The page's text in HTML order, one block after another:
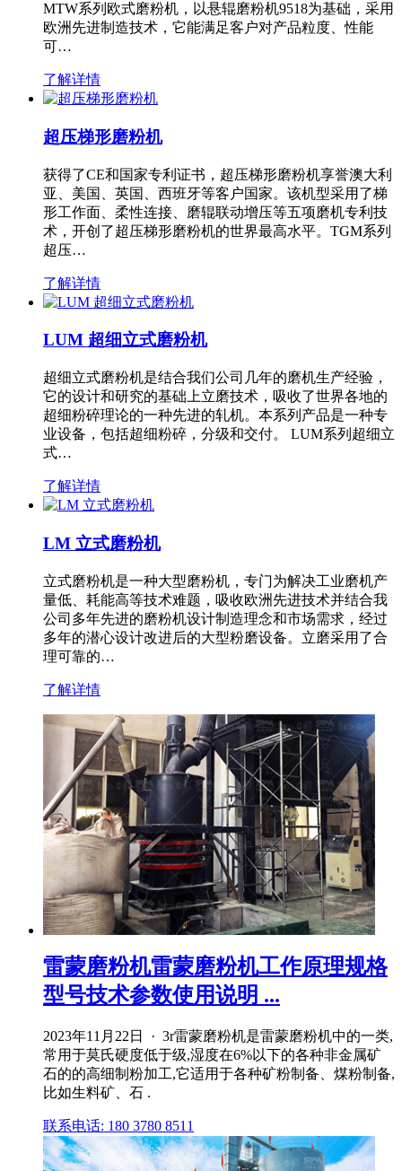
MTW系列欧式磨粉机，以悬辊磨粉机9518为基础，采用
欧洲先进制造技术，它能满足客户对产品粒度、性能
可…
了解详情
超压梯形磨粉机
获得了CE和国家专利证书，超压梯形磨粉机享誉澳大利
亚、美国、英国、西班牙等客户国家。该机型采用了梯
形工作面、柔性连接、磨辊联动增压等五项磨机专利技
术，开创了超压梯形磨粉机的世界最高水平。TGM系列
超压…
了解详情
LUM 超细立式磨粉机
超细立式磨粉机是结合我们公司几年的磨机生产经验，
它的设计和研究的基础上立磨技术，吸收了世界各地的
超细粉碎理论的一种先进的轧机。本系列产品是一种专
业设备，包括超细粉碎，分级和交付。 LUM系列超细立
式…
了解详情
LM 立式磨粉机
立式磨粉机是一种大型磨粉机，专门为解决工业磨机产
量低、耗能高等技术难题，吸收欧洲先进技术并结合我
公司多年先进的磨粉机设计制造理念和市场需求，经过
多年的潜心设计改进后的大型粉磨设备。立磨采用了合
理可靠的…
了解详情
雷蒙磨粉机雷蒙磨粉机工作原理规格
型号技术参数使用说明 ...
2023年11月22日 · 3r雷蒙磨粉机是雷蒙磨粉机中的一类,
常用于莫氏硬度低于级,湿度在6%以下的各种非金属矿
石的的高细制粉加工,它适用于各种矿粉制备、煤粉制备,
比如生料矿、石 .
联系电话: 180 3780 8511